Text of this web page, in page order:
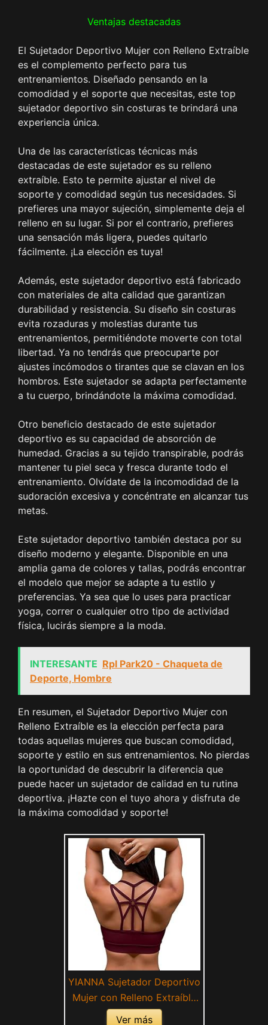
Ventajas destacadas
El Sujetador Deportivo Mujer con Relleno Extraíble
es el complemento perfecto para tus
entrenamientos. Diseñado pensando en la
comodidad y el soporte que necesitas, este top
sujetador deportivo sin costuras te brindará una
experiencia única.
Una de las características técnicas más
destacadas de este sujetador es su relleno
extraíble. Esto te permite ajustar el nivel de
soporte y comodidad según tus necesidades. Si
prefieres una mayor sujeción, simplemente deja el
relleno en su lugar. Si por el contrario, prefieres
una sensación más ligera, puedes quitarlo
fácilmente. ¡La elección es tuya!
Además, este sujetador deportivo está fabricado
con materiales de alta calidad que garantizan
durabilidad y resistencia. Su diseño sin costuras
evita rozaduras y molestias durante tus
entrenamientos, permitiéndote moverte con total
libertad. Ya no tendrás que preocuparte por
ajustes incómodos o tirantes que se clavan en los
hombros. Este sujetador se adapta perfectamente
a tu cuerpo, brindándote la máxima comodidad.
Otro beneficio destacado de este sujetador
deportivo es su capacidad de absorción de
humedad. Gracias a su tejido transpirable, podrás
mantener tu piel seca y fresca durante todo el
entrenamiento. Olvídate de la incomodidad de la
sudoración excesiva y concéntrate en alcanzar tus
metas.
Este sujetador deportivo también destaca por su
diseño moderno y elegante. Disponible en una
amplia gama de colores y tallas, podrás encontrar
el modelo que mejor se adapte a tu estilo y
preferencias. Ya sea que lo uses para practicar
yoga, correr o cualquier otro tipo de actividad
física, lucirás siempre a la moda.
INTERESANTE Rpl Park20 - Chaqueta de
Deporte, Hombre
En resumen, el Sujetador Deportivo Mujer con
Relleno Extraíble es la elección perfecta para
todas aquellas mujeres que buscan comodidad,
soporte y estilo en sus entrenamientos. No pierdas
la oportunidad de descubrir la diferencia que
puede hacer un sujetador de calidad en tu rutina
deportiva. ¡Hazte con el tuyo ahora y disfruta de
la máxima comodidad y soporte!
YIANNA Sujetador Deportivo
Mujer con Relleno Extraíble
Sujetadores Deportivos Top
Ver más